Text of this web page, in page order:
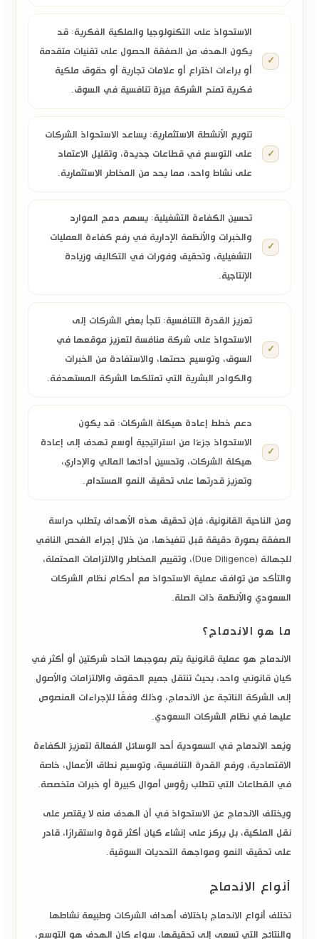
الاستحواذ على التكنولوجيا والملكية الفكرية: قد
يكون الهدف من الصفقة الحصول على تقنيات متقدمة
أو براءات اختراع أو علامات تجارية أو حقوق ملكية
فكرية تمنح الشركة ميزة تنافسية في السوق.
تنويع الأنشطة الاستثمارية: يساعد الاستحواذ الشركات
على التوسع في قطاعات جديدة، وتقليل الاعتماد
على نشاط واحد، مما يحد من المخاطر الاستثمارية.
تحسين الكفاءة التشغيلية: يسهم دمج الموارد
والخبرات والأنظمة الإدارية في رفع كفاءة العمليات
التشغيلية، وتحقيق وفورات في التكاليف وزيادة
الإنتاجية.
تعزيز القدرة التنافسية: تلجأ بعض الشركات إلى
الاستحواذ على شركة منافسة لتعزيز موقعها في
السوق، وتوسيع حصتها، والاستفادة من الخبرات
والكوادر البشرية التي تمتلكها الشركة المستهدفة.
دعم خطط إعادة هيكلة الشركات: قد يكون
الاستحواذ جزءًا من استراتيجية أوسع تهدف إلى إعادة
هيكلة الشركات، وتحسين أدائها المالي والإداري،
وتعزيز قدرتها على تحقيق النمو المستدام.
ومن الناحية القانونية، فإن تحقيق هذه الأهداف يتطلب دراسة
الصفقة بصورة دقيقة قبل تنفيذها، من خلال إجراء الفحص النافي
للجهالة (Due Diligence)
، وتقييم المخاطر والالتزامات المحتملة،
والتأكد من توافق عملية الاستحواذ مع أحكام نظام الشركات
السعودي والأنظمة ذات الصلة.
ما هو الاندماج؟
الاندماج هو عملية قانونية يتم بموجبها اتحاد شركتين أو أكثر في
كيان قانوني واحد، بحيث تنتقل جميع الحقوق والالتزامات والأصول
إلى الشركة الناتجة عن الاندماج، وذلك وفقًا للإجراءات المنصوص
عليها في نظام الشركات السعودي.
ويُعد الاندماج في السعودية أحد الوسائل الفعالة لتعزيز الكفاءة
الاقتصادية، ورفع القدرة التنافسية، وتوسيع نطاق الأعمال، خاصة
في القطاعات التي تتطلب رؤوس أموال كبيرة أو خبرات متخصصة.
ويختلف الاندماج عن الاستحواذ في أن الهدف منه لا يقتصر على
نقل الملكية، بل يركز على إنشاء كيان أكثر قوة واستقرارًا، قادر
على تحقيق النمو ومواجهة التحديات السوقية.
أنواع الاندماج
تختلف أنواع الاندماج باختلاف أهداف الشركات وطبيعة نشاطها
والنتائج التي تسعى إلى تحقيقها، سواء كان الهدف هو التوسع،